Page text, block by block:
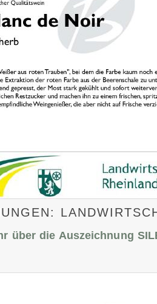
über die Auszeichnung